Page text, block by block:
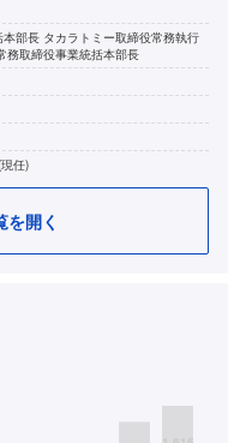
部長 タカラトミー取締役常務執行
務取締役事業統括本部長
任)
を開く